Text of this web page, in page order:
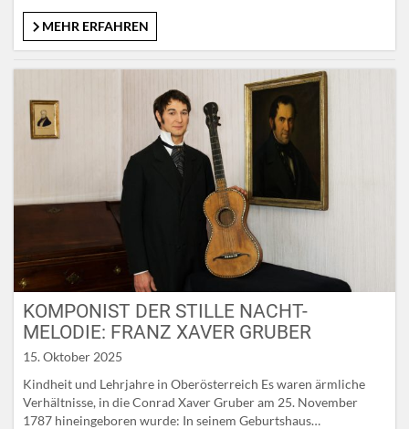
Mariapfarr im Lungau stammte, hieß Franz Mohr und war ein
desertierter Musketier. Uneheliche Kinder…
MEHR ERFAHREN
KOMPONIST DER STILLE NACHT-
MELODIE: FRANZ XAVER GRUBER
15. Oktober 2025
Kindheit und Lehrjahre in Oberösterreich Es waren ärmliche
Verhältnisse, in die Conrad Xaver Gruber am 25. November
1787 hineingeboren wurde: In seinem Geburtshaus